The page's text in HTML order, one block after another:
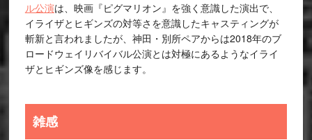
ル公演は、映画『ピグマリオン』を強く意識した演出で、
イライザとヒギンズの対等さを意識したキャスティングが
斬新と言われましたが、神田・別所ペアからは2018年のブ
ロードウェイリバイバル公演とは対極にあるようなイライ
ザとヒギンズ像を感じます。
雑感